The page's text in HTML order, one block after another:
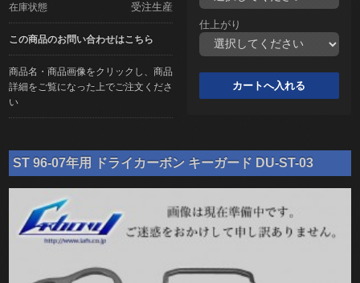
在庫状態 受注生産
この商品のお問い合わせはこちら
商品名・商品画像をクリックし、商品
詳細をご覧になった上でご注文くださ
い
仕上がり
ST 96-07年用 ドライカーボン キーガード DU-ST-03